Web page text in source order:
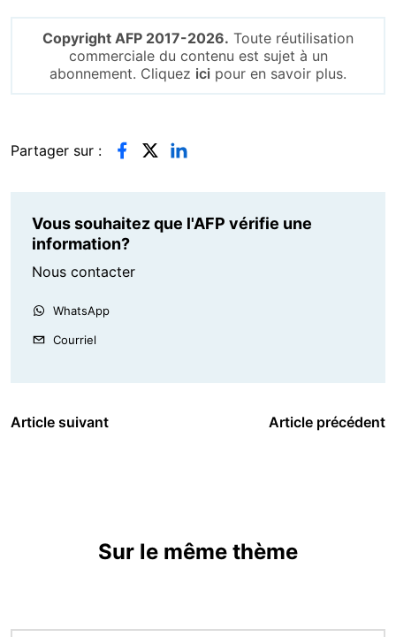
Copyright AFP 2017-2026. Toute réutilisation
commerciale du contenu est sujet à un
abonnement. Cliquez ici pour en savoir plus.
Partager sur :
Vous souhaitez que l'AFP vérifie une
information?
Nous contacter
WhatsApp
Courriel
Article suivant Article précédent
Sur le même thème